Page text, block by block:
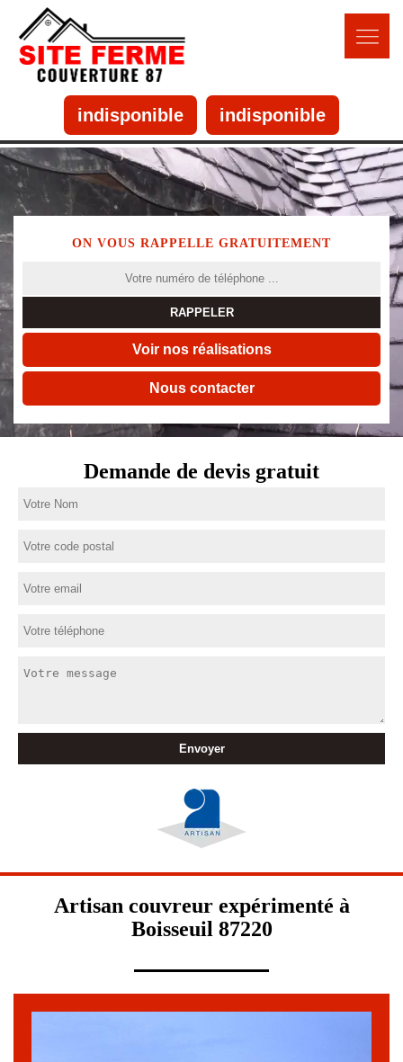
indisponible indisponible
ON VOUS RAPPELLE GRATUITEMENT
Voir nos réalisations
Nous contacter
Demande de devis gratuit
Artisan couvreur expérimenté à
Boisseuil 87220